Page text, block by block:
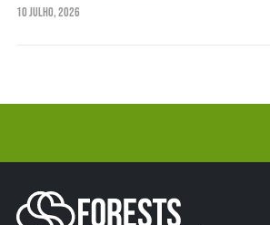
10 JULHO, 2026